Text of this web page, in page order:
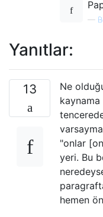
—
Yanıtlar:
13
Ne
kaynama
"onlar
yeri. Bu
hemen